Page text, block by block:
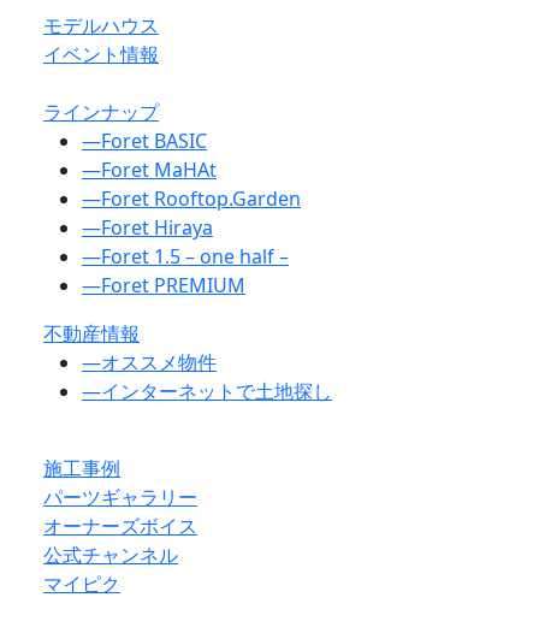
モデルハウス
イベント情報
ラインナップ
―Foret BASIC
―Foret MaHAt
―Foret Rooftop.Garden
―Foret Hiraya
―Foret 1.5 – one half –
―Foret PREMIUM
不動産情報
―オススメ物件
―インターネットで土地探し
施工事例
パーツギャラリー
オーナーズボイス
公式チャンネル
マイピク